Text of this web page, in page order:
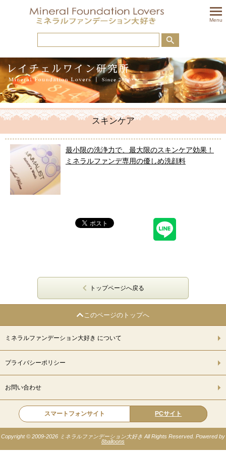
Menu
スキンケア
最小限の洗浄力で、最大限のスキンケア効果！
ミネラルファンデ専用の優しめ洗顔料
トップページへ戻る
このページのトップへ
ミネラルファンデーション大好き について
プライバシーポリシー
お問い合わせ
スマートフォンサイト PCサイト
Copyright © 2009-2026 ミネラルファンデーション大好き All Rights Reserved. Powered by
8balloons